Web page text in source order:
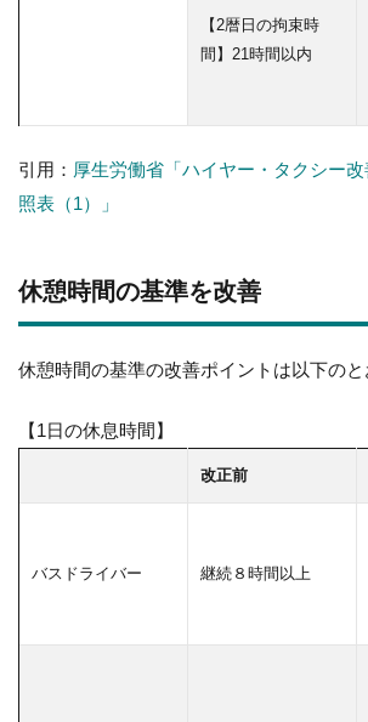
【2暦日の拘束時
間】21時間以内
引用： 厚生労働省「ハイヤー・タクシー
照表（1）」
休憩時間の基準を改善
休憩時間の基準の改善ポイントは以下のと
【1日の休息時間】
改正前
バスドライバー 継続８時間以上